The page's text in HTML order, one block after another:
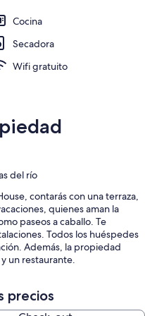
Cocina
Secadora
Wifi gratuito
del río
contarás con una terraza,
quienes aman la
paseos a caballo. Te
Todos los huéspedes
Además, la propiedad
un restaurante.
precios